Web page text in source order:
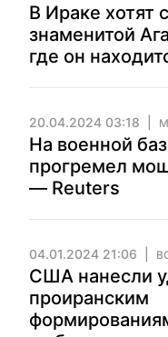
В Ираке хотят
знаменитой
где он
20.04.2024 03:18
На военной
прогремел
— Reuters
04.01.2024 21:06
США нанесли
проиранским